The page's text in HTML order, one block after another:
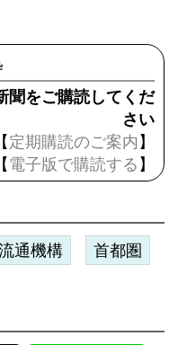
聞をご購読してくだ
さい
定期購読のご案内 】
電子版で購読する 】
通機構 首都圏